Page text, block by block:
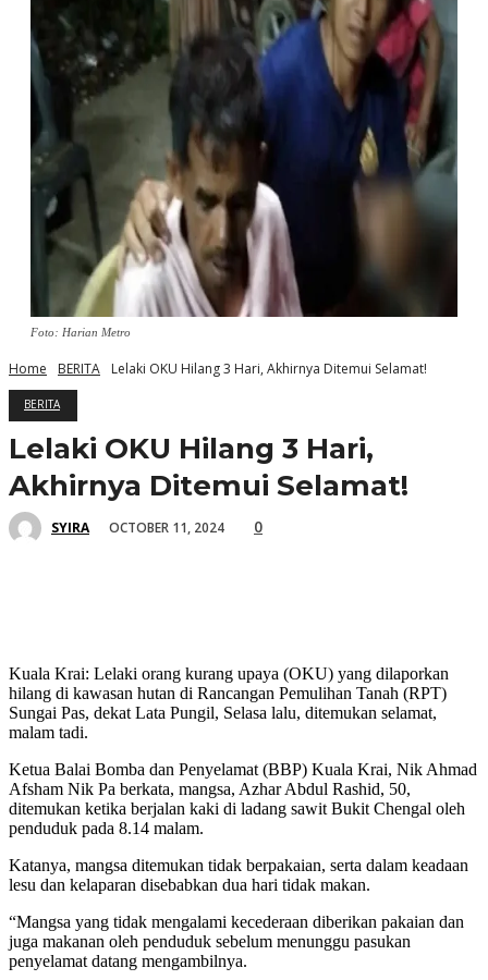
Foto: Harian Metro
Home BERITA Lelaki OKU Hilang 3 Hari, Akhirnya Ditemui Selamat!
BERITA
Lelaki OKU Hilang 3 Hari,
Akhirnya Ditemui Selamat!
SYIRA OCTOBER 11, 2024 0
Kuala Krai: Lelaki orang kurang upaya (OKU) yang dilaporkan
hilang di kawasan hutan di Rancangan Pemulihan Tanah (RPT)
Sungai Pas, dekat Lata Pungil, Selasa lalu, ditemukan selamat,
malam tadi.
Ketua Balai Bomba dan Penyelamat (BBP) Kuala Krai, Nik Ahmad
Afsham Nik Pa berkata, mangsa, Azhar Abdul Rashid, 50,
ditemukan ketika berjalan kaki di ladang sawit Bukit Chengal oleh
penduduk pada 8.14 malam.
Katanya, mangsa ditemukan tidak berpakaian, serta dalam keadaan
lesu dan kelaparan disebabkan dua hari tidak makan.
“Mangsa yang tidak mengalami kecederaan diberikan pakaian dan
juga makanan oleh penduduk sebelum menunggu pasukan
penyelamat datang mengambilnya.